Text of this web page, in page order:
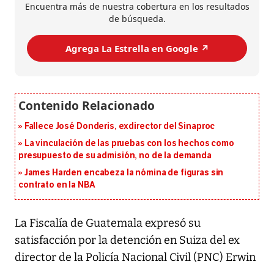
Encuentra más de nuestra cobertura en los resultados
de búsqueda.
Agrega La Estrella en Google ↗️
Fallece José Donderis, exdirector del Sinaproc
La vinculación de las pruebas con los hechos como
presupuesto de su admisión, no de la demanda
James Harden encabeza la nómina de figuras sin
contrato en la NBA
La Fiscalía de Guatemala expresó su
satisfacción por la detención en Suiza del ex
director de la Policía Nacional Civil (PNC) Erwin